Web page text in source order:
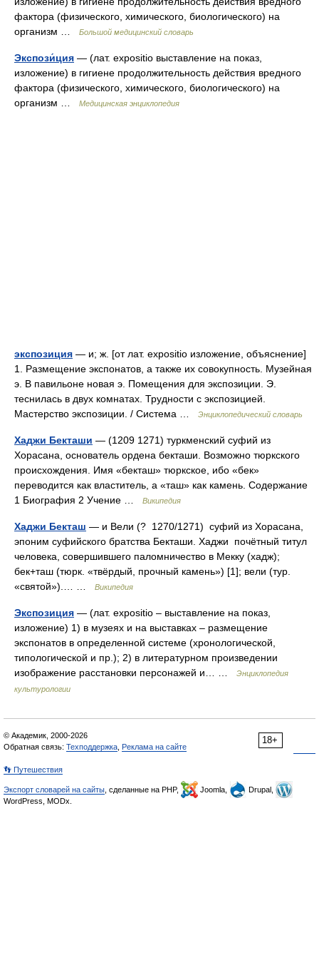
фактора (физического, химического, биологического) на
организм …
Большой медицинский словарь
Экспози́ция — (лат. expositio выставление на показ,
изложение) в гигиене продолжительность действия вредного
фактора (физического, химического, биологического) на
организм …
Медицинская энциклопедия
экспозиция — и; ж. [от лат. expositio изложение, объяснение]
1. Размещение экспонатов, а также их совокупность. Музейная
э. В павильоне новая э. Помещения для экспозиции. Э.
теснилась в двух комнатах. Трудности с экспозицией.
Мастерство экспозиции. / Система …
Энциклопедический словарь
Хаджи Бекташи — (1209 1271) туркменский суфий из
Хорасана, основатель ордена бекташи. Возможно тюркского
происхождения. Имя «бекташ» тюркское, ибо «бек»
переводится как властитель, а «таш» как камень. Содержание
1 Биография 2 Учение …
Википедия
Хаджи Бекташ — и Вели (? 1270/1271) суфий из Хорасана,
эпоним суфийского братства Бекташи. Хаджи почётный титул
человека, совершившего паломничество в Мекку (хадж);
бек+таш (тюрк. «твёрдый, прочный камень») [1]; вели (тур.
«святой»).… …
Википедия
Экспозиция — (лат. expositio – выставление на показ,
изложение) 1) в музеях и на выставках – размещение
экспонатов в определенной системе (хронологической,
типологической и пр.); 2) в литературном произведении
изображение расстановки персонажей и… …
Энциклопедия
культурологии
18+
© Академик, 2000-2026
Обратная связь: Техподдержка Реклама на сайте
👣 Путешествия
Экспорт словарей на сайты , сделанные на PHP, Joomla,
Drupal,
WordPress, MODx.